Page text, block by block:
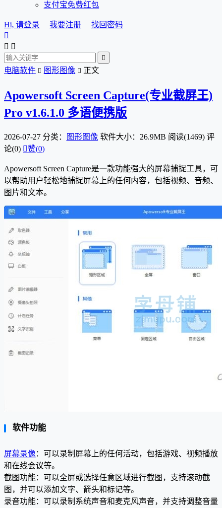
支付宝免费红包
Hi, 请登录 我要注册
找回密码

 

电脑软件  图形图像  正文
Apowersoft Screen Capture(专业截屏王)
Pro v1.6.1.0 多语便携版
2026-07-27 分类： 图形图像 软件大小：26.9MB 阅读(1469) 评
论(0) 赞(0)
Apowersoft Screen Capture是一款功能强大的屏幕捕捉工具，可
以帮助用户轻松地捕捉屏幕上的任何内容，包括视频、音频、
图片和文本。
软件功能
屏幕录像 ：可以录制屏幕上的任何活动，包括游戏、视频播放
和在线会议等。
截图功能：可以全屏或选择任意区域进行截图，支持滚动截
图，并可以添加文字、箭头和标记等。
录音功能：可以录制系统声音和麦克风声音，并支持调整音量